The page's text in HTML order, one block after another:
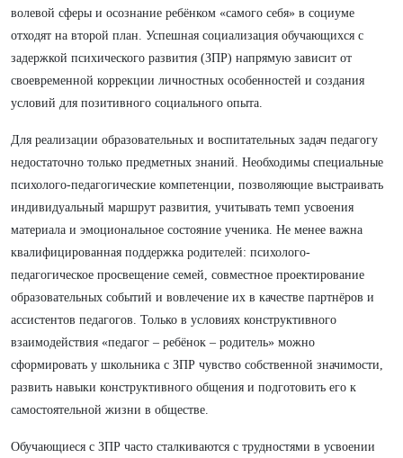
волевой сферы и осознание ребёнком «самого себя» в социуме
отходят на второй план. Успешная социализация обучающихся с
задержкой психического развития (ЗПР) напрямую зависит от
своевременной коррекции личностных особенностей и создания
условий для позитивного социального опыта.
Для реализации образовательных и воспитательных задач педагогу
недостаточно только предметных знаний. Необходимы специальные
психолого-педагогические компетенции, позволяющие выстраивать
индивидуальный маршрут развития, учитывать темп усвоения
материала и эмоциональное состояние ученика. Не менее важна
квалифицированная поддержка родителей: психолого-
педагогическое просвещение семей, совместное проектирование
образовательных событий и вовлечение их в качестве партнёров и
ассистентов педагогов. Только в условиях конструктивного
взаимодействия «педагог – ребёнок – родитель» можно
сформировать у школьника с ЗПР чувство собственной значимости,
развить навыки конструктивного общения и подготовить его к
самостоятельной жизни в обществе.
Обучающиеся с ЗПР часто сталкиваются с трудностями в усвоении